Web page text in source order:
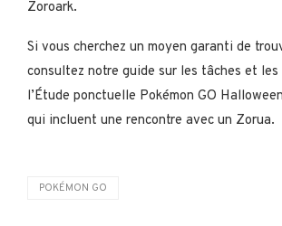
Zoroark.
Si vous cherchez un moyen garanti de
consultez notre guide sur les tâches et les
l’Étude ponctuelle Pokémon GO
qui incluent une rencontre avec un Zorua.
POKÉMON GO